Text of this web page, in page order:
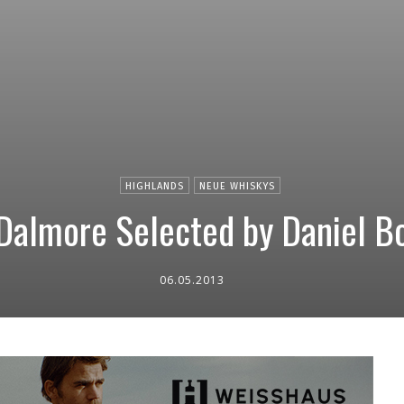
HIGHLANDS NEUE WHISKYS
Selected by Daniel
06.05.2013